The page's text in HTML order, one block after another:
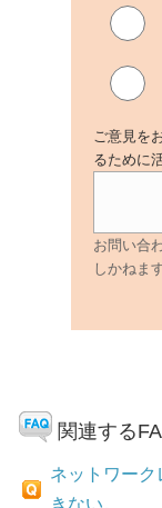
ご意見を
るために
お問い合
しかねま
関連する
ネットワー
きない。